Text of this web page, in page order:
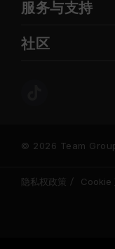
服务与支持
社区
© 2026 Team
隐私权政策 Cookie